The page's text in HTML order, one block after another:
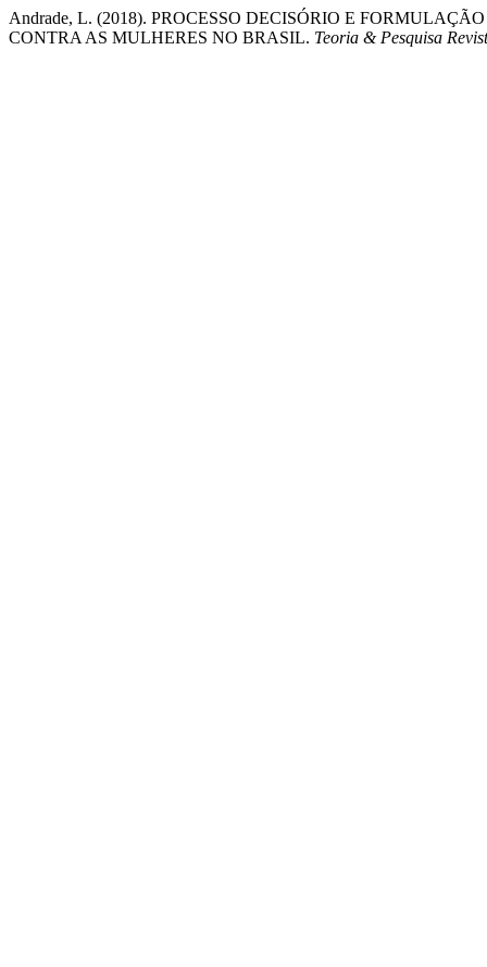
Andrade, L. (2018). PROCESSO DECISÓRIO E
CONTRA AS MULHERES NO BRASIL. Teoria & Pesquisa